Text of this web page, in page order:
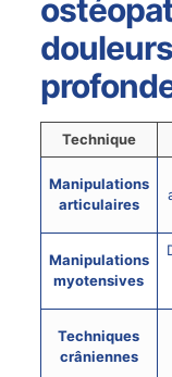
Technique
Manipulations
articulaires
Manipulations
myotensives
Techniques
crâniennes